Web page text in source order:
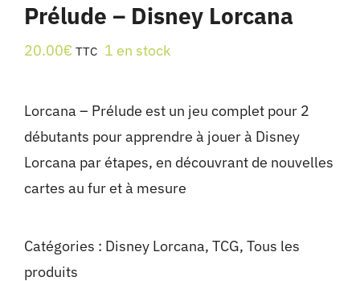
Prélude – Disney Lorcana
20.00€ TTC 1 en stock
Lorcana – Prélude est un jeu complet pour 2
débutants pour apprendre à jouer à Disney
Lorcana par étapes, en découvrant de nouvelles
cartes au fur et à mesure
Catégories : Disney Lorcana, TCG, Tous les
produits